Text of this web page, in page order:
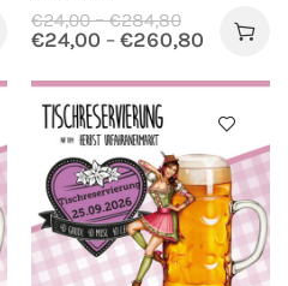
€24,00 –€284,80
€24,00 – €260,80